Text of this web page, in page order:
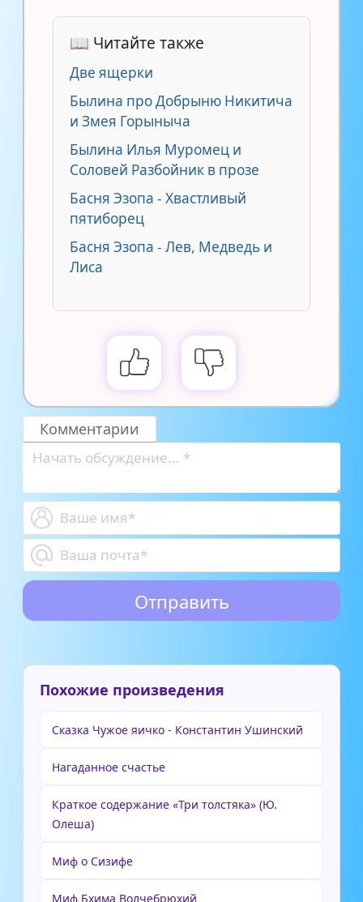
📖 Читайте также
Две ящерки
Былина про Добрыню Никитича
и Змея Горыныча
Былина Илья Муромец и
Соловей Разбойник в прозе
Басня Эзопа - Хвастливый
пятиборец
Басня Эзопа - Лев, Медведь и
Лиса
Комментарии
Похожие произведения
Сказка Чужое яичко - Константин Ушинский
Нагаданное счастье
Краткое содержание «Три толстяка» (Ю.
Олеша)
Миф о Сизифе
Миф Бхима Волчебрюхий